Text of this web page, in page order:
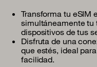
Transforma tu eSIM
simultáneamente tu
dispositivos de tus
Disfruta de una
que estés, ideal
facilidad.